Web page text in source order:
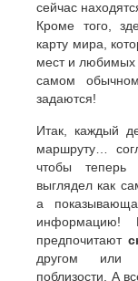
сейчас
Кроме того,
карту мира,
мест и любимых
самом
задаются!
Итак, каждый
маршруту…
чтобы
выглядел как
а
предпочитают
другом или
поблизости. А